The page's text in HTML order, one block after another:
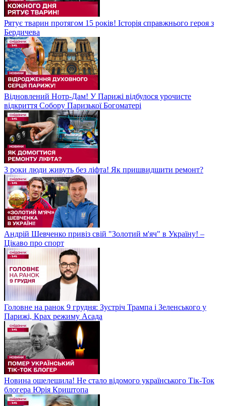
Рятує тварин протягом 15 років! Історія справжнього героя з
Бердичева
Відновлений Нотр-Дам! У Парижі відбулося урочисте
відкриття Собору Паризької Богоматері
3 роки люди живуть без ліфта! Як пришвидшити ремонт?
Андрій Шевченко привіз свій "Золотий м'яч" в Україну! –
Цікаво про спорт
Головне на ранок 9 грудня: Зустріч Трампа і Зеленського у
Парижі, Крах режиму Асада
Новина ошелешила! Не стало відомого українського Тік-Ток
блогера Юрія Криштопа